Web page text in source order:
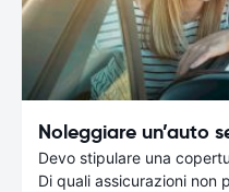
Noleggiare un’auto
Devo stipulare una
Di quali assicurazioni non